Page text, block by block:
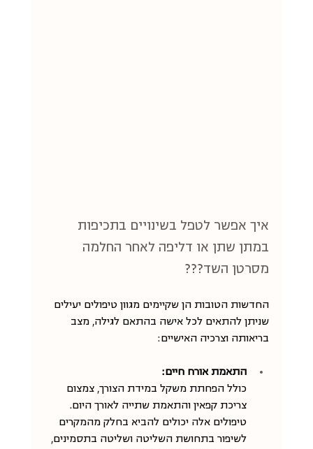
איך אפשר לטפל בשינויים בתכיפות
במתן שתן או דליפה לאחר החלמה
מסרטן השד???
החדשות הטובות הן שקיימים מגוון טיפולים יעילים
שניתן להתאים לכל אישה בהתאם לגילה, מצב
בריאותה וצרכיה האישיים:
התאמת אורח חיים:
כולל הפחתת משקל במידת הצורך, צמצום
צריכת קפאין והתאמת שתייה לאורך היום.
טיפולים אלה יכולים להביא בחלק מהמקרים
לשיפור בתחושת השליטה ושליטה בתסמינים,